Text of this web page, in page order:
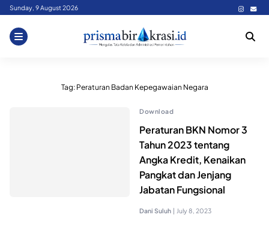
Skip
content
Sunday, 9 August 2026
Tag: Peraturan Badan Kepegawaian Negara
Download
Peraturan BKN Nomor 3
Tahun 2023 tentang
Angka Kredit, Kenaikan
Pangkat dan Jenjang
Jabatan Fungsional
Dani Suluh | July 8, 2023